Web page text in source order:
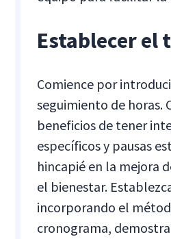
Establecer el
Comience por
seguimiento de horas.
beneficios de tener
específicos y pausas
hincapié en la mejora
el bienestar.
incorporando el
cronograma,